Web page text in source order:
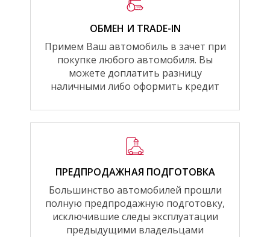
ОБМЕН И TRADE-IN
Примем Ваш автомобиль в зачет при
покупке любого автомобиля. Вы
можете доплатить разницу
наличными либо оформить кредит
ПРЕДПРОДАЖНАЯ ПОДГОТОВКА
Большинство автомобилей прошли
полную предпродажную подготовку,
исключившие следы эксплуатации
предыдущими владельцами